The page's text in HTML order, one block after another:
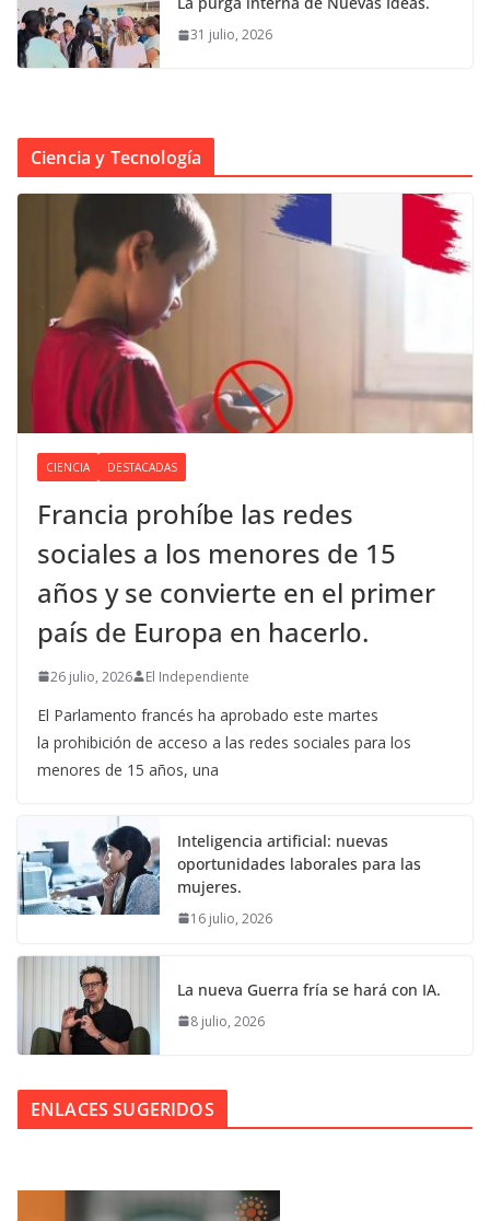
31 julio, 2026
Ciencia y Tecnología
CIENCIA DESTACADAS
Francia prohíbe las redes
sociales a los menores de 15
años y se convierte en el primer
país de Europa en hacerlo.
26 julio, 2026 El Independiente
El Parlamento francés ha aprobado este martes
la prohibición de acceso a las redes sociales para los
menores de 15 años, una
Inteligencia artificial: nuevas
oportunidades laborales para las
mujeres.
16 julio, 2026
La nueva Guerra fría se hará con IA.
8 julio, 2026
ENLACES SUGERIDOS